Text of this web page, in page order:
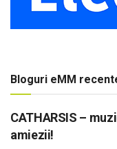
Bloguri eMM
CATHARSIS –
amiezii!